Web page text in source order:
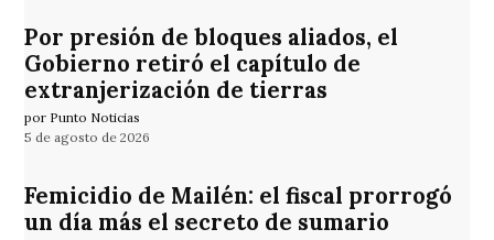
Por presión de bloques aliados, el
Gobierno retiró el capítulo de
extranjerización de tierras
por Punto Noticias
5 de agosto de 2026
Femicidio de Mailén: el fiscal prorrogó
un día más el secreto de sumario